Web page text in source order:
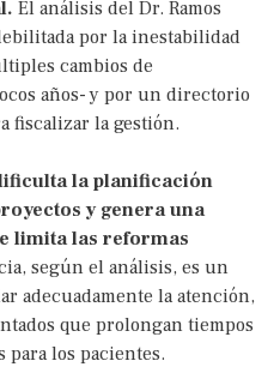
El análisis del Dr. Ramos
por la inestabilidad
cambios de
años- y por un directorio
fiscalizar la gestión.
la planificación
y genera una
limita las reformas
según el análisis, es un
adecuadamente la atención,
que prolongan tiempos
para los pacientes.